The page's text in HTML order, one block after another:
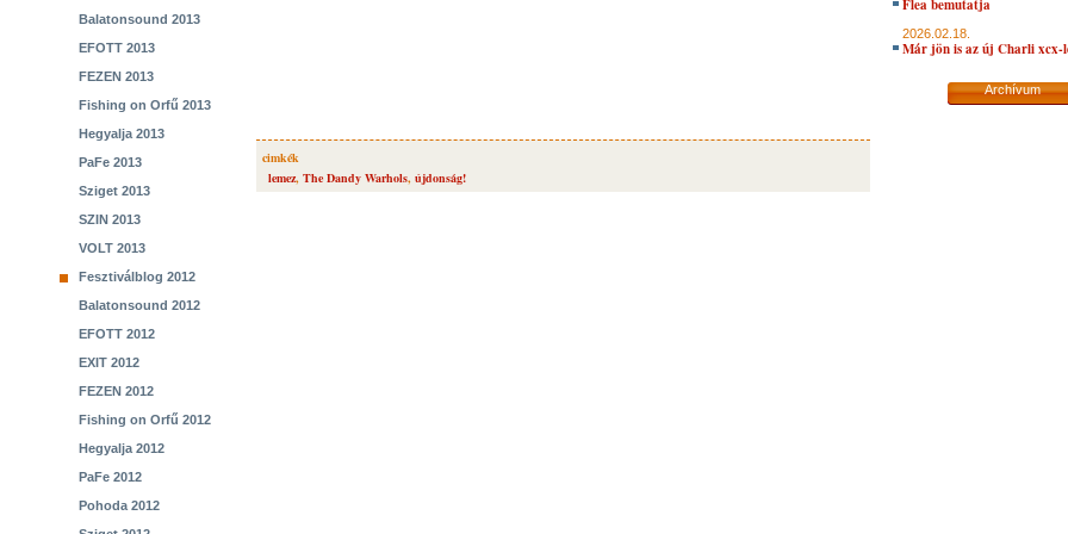
Balatonsound 2013
EFOTT 2013
FEZEN 2013
Fishing on Orfű 2013
Hegyalja 2013
PaFe 2013
Sziget 2013
SZIN 2013
VOLT 2013
Fesztiválblog 2012
Balatonsound 2012
EFOTT 2012
EXIT 2012
FEZEN 2012
Fishing on Orfű 2012
Hegyalja 2012
PaFe 2012
Pohoda 2012
cimkék
lemez, The Dandy Warhols, újdonság!
Flea bemutatja
2026.02.18.
Már jön is az új Charli xcx-
Archívum